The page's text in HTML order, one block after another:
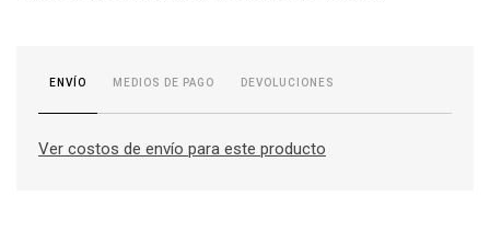
ENVÍO MEDIOS DE PAGO DEVOLUCIONES
Ver costos de envío para este producto